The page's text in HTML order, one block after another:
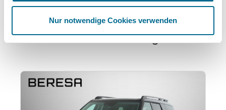
Nur notwendige Cookies verwenden
Das könnte Ihnen auch gefallen: